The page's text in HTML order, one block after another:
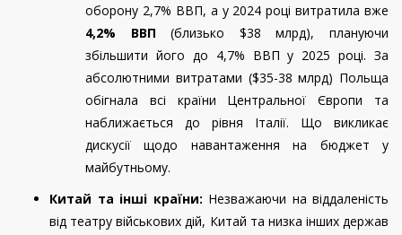
оборону 2,7% ВВП, а у 2024 році витратила вже
4,2% ВВП (близько $38 млрд), плануючи
збільшити його до 4,7% ВВП у 2025 році. За
абсолютними витратами ($35-38 млрд) Польща
обігнала всі країни Центральної Європи та
наближається до рівня Італії. Що викликає
дискусії щодо навантаження на бюджет у
майбутньому.
Китай та інші країни: Незважаючи на віддаленість
від театру військових дій, Китай та низка інших держав